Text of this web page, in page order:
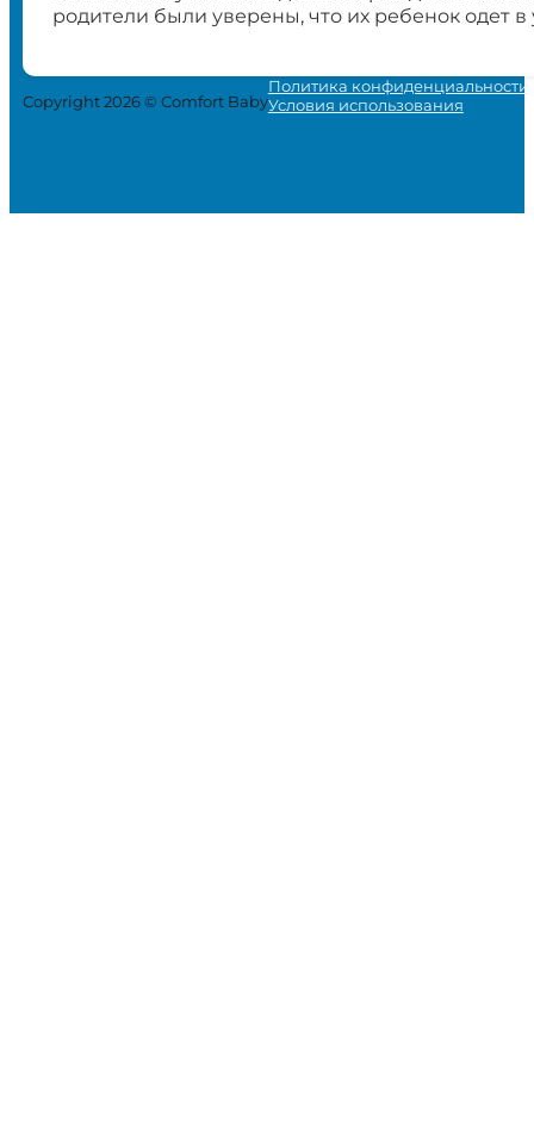
родители были уверены, что их ребенок одет
Copyright 2026 © Comfort Baby
Политика конфиденциальности
Условия использования